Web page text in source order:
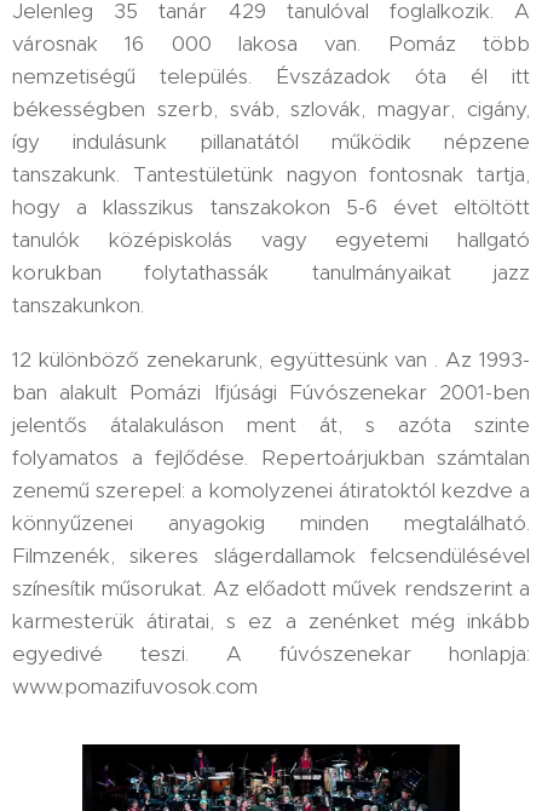
Jelenleg 35 tanár 429 tanulóval foglalkozik. A
városnak 16 000 lakosa van. Pomáz több
nemzetiségű település. Évszázadok óta él itt
békességben szerb, sváb, szlovák, magyar, cigány,
így indulásunk pillanatától működik népzene
tanszakunk. Tantestületünk nagyon fontosnak tartja,
hogy a klasszikus tanszakokon 5-6 évet eltöltött
tanulók középiskolás vagy egyetemi hallgató
korukban folytathassák tanulmányaikat jazz
tanszakunkon.
12 különböző zenekarunk, együttesünk van . Az 1993-
ban alakult Pomázi Ifjúsági Fúvószenekar 2001-ben
jelentős átalakuláson ment át, s azóta szinte
folyamatos a fejlődése. Repertoárjukban számtalan
zenemű szerepel: a komolyzenei átiratoktól kezdve a
könnyűzenei anyagokig minden megtalálható.
Filmzenék, sikeres slágerdallamok felcsendülésével
színesítik műsorukat. Az előadott művek rendszerint a
karmesterük átiratai, s ez a zenénket még inkább
egyedivé teszi. A fúvószenekar honlapja:
www.pomazifuvosok.com